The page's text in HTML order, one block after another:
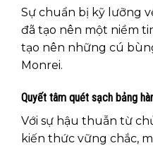
Sự chuẩn bị kỹ lưỡng
đã tạo nên một niềm
tạo nên những cú
Monrei.
Quyết tâm quét sạch bảng
Với sự hậu thuẫn từ
kiến thức vững chắc,